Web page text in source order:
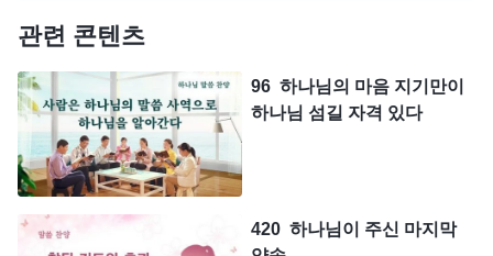
관련 콘텐츠
96 하나님의 마음 지기만이
하나님 섬길 자격 있다
420 하나님이 주신 마지막